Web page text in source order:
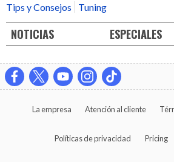
Tips y Consejos
Tuning
NOTICIAS ESPECIALES
La empresa Atención al cliente
Políticas de privacidad Pricing